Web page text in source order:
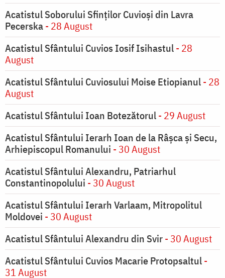
Acatistul Soborului Sfinților Cuvioși din Lavra
Pecerska- 28 August
Acatistul Sfântului Cuvios Iosif Isihastul- 28
August
Acatistul Sfântului Cuviosului Moise Etiopianul- 28
August
Acatistul Sfântului Ioan Botezătorul- 29 August
Acatistul Sfântului Ierarh Ioan de la Râşca şi Secu,
Arhiepiscopul Romanului - 30 August
Acatistul Sfântului Alexandru, Patriarhul
Constantinopolului - 30 August
Acatistul Sfântului Ierarh Varlaam, Mitropolitul
Moldovei - 30 August
Acatistul Sfântului Alexandru din Svir- 30 August
Acatistul Sfântului Cuvios Macarie Protopsaltul-
31 August